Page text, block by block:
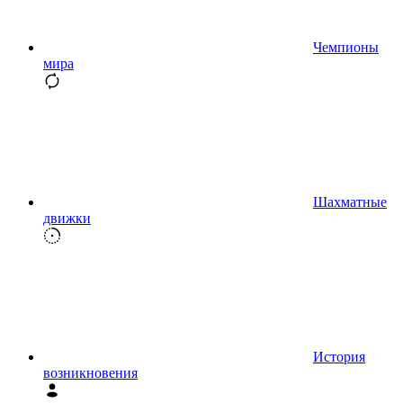
Чемпионы
мира
Шахматные
движки
История
возникновения